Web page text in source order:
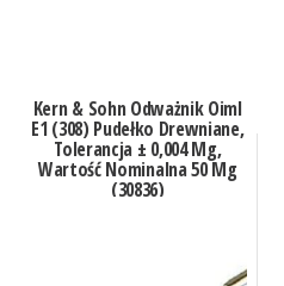
Kern & Sohn Odważnik Oiml
E1 (308) Pudełko Drewniane,
Tolerancja ± 0,004 Mg,
Wartość Nominalna 50 Mg
(30836)